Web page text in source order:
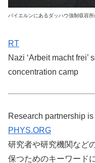
バイエルンにあるダッハウ強制収容
RT
Nazi ‘Arbeit macht frei’
concentration camp
Research partnership
PHYS.ORG
研究者や研究機関など
保つためのキーワード